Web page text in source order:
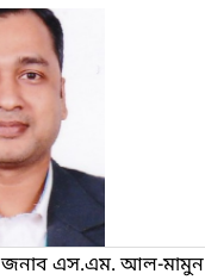
জনাব এস.এম. আল-মামুন